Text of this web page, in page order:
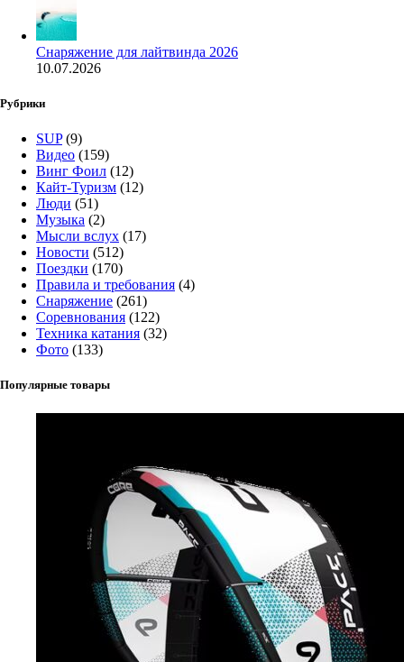
Снаряжение для лайтвинда 2026
10.07.2026
Рубрики
SUP(9)
Видео (159)
Винг Фоил (12)
Кайт-Туризм (12)
Люди (51)
Музыка (2)
Мысли вслух (17)
Новости (512)
Поездки (170)
Правила и требования (4)
Снаряжение (261)
Соревнования (122)
Техника катания (32)
Фото (133)
Популярные товары